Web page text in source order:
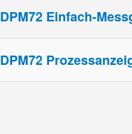
DPM72 Einfach-
DPM72